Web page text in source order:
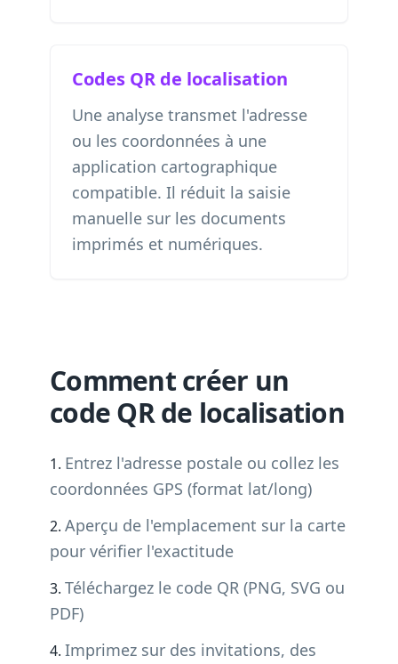
Codes QR de localisation
Une analyse transmet l'adresse
ou les coordonnées à une
application cartographique
compatible. Il réduit la saisie
manuelle sur les documents
imprimés et numériques.
Comment créer un
code QR de localisation
Entrez l'adresse postale ou collez les
coordonnées GPS (format lat/long)
Aperçu de l'emplacement sur la carte
pour vérifier l'exactitude
Téléchargez le code QR (PNG, SVG ou
PDF)
Imprimez sur des invitations, des